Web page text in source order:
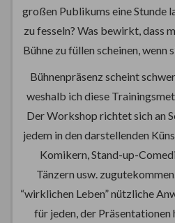
großen Publikums eine Stunde
zu fesseln? Was bewirkt, dass
Bühne zu füllen scheinen, wenn
Bühnenpräsenz scheint
weshalb ich diese
Der Workshop richtet sich an
jedem in den darstellenden
Komikern, Stand-up-
Tänzern usw.
“wirklichen Leben” nützliche
für jeden, der Präsentationen